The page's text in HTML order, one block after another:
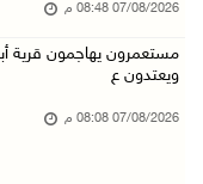
الرئاسة تدين الهجمات
07/آب/2026 02:19 م
مستعمرون ينفذون
07/08/2026 08:48 م
مستعمرون يهاجمون قرية
ويعتدون ع
07/08/2026 08:08 م